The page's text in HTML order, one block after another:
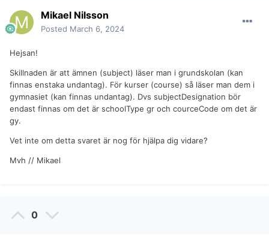
Mikael Nilsson
Posted March 6, 2024
Hejsan!
Skillnaden är att ämnen (subject) läser man i grundskolan (kan
finnas enstaka undantag). För kurser (course) så läser man dem i
gymnasiet (kan finnas undantag). Dvs subjectDesignation bör
endast finnas om det är schoolType gr och courceCode om det är
gy.
Vet inte om detta svaret är nog för hjälpa dig vidare?
Mvh // Mikael
0